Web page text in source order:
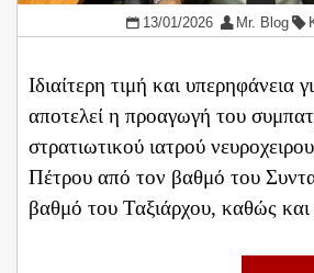
13/01/2026 Mr. Blog
Ιδιαίτερη τιμή και υπερηφάνεια
αποτελεί η προαγωγή του
στρατιωτικού ιατρού
Πέτρου από τον βαθμό του
βαθμό του Ταξιάρχου, καθώς